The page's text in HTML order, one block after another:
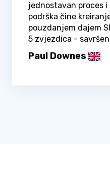
jednostavan proces
podrška čine
pouzdanjem dajem
5 zvjezdica -
Paul Downes